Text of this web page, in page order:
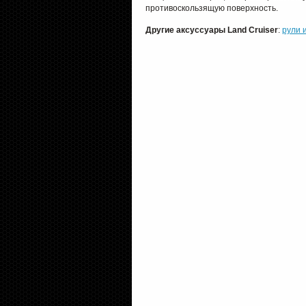
противоскользящую поверхность.
Другие аксуссуары Land Cruiser: рули